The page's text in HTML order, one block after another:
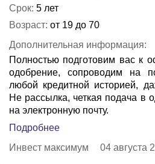
Срок: 5 лет
Возраст: от 19 до 70
Дополнительная информация:
Полностью подготовим вас к
одобрение, сопроводим на
любой кредитной историей,
Не рассылка, четкая подача в
на электронную почту.
Подробнее
Инвест максимум
04 августа